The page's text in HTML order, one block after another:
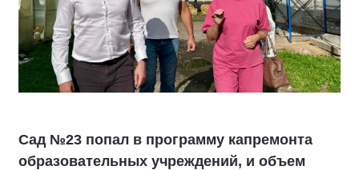
Сад №23 попал в программу капремонта
образовательных учреждений, и объем